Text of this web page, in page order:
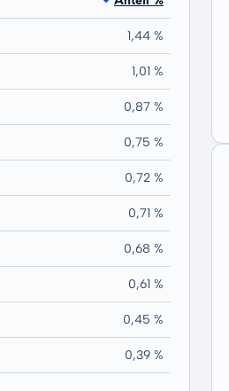
1,44 %
1,01 %
0,87 %
0,75 %
0,72 %
0,71 %
0,68 %
0,61 %
0,45 %
0,39 %